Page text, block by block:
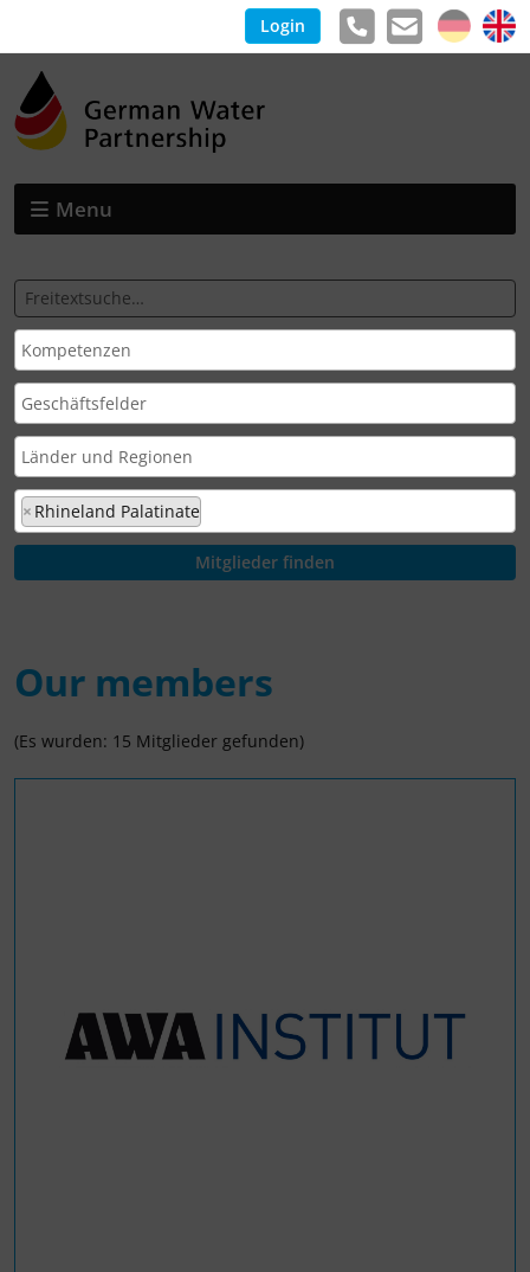
Login
Menu
× Rhineland Palatinate
Our members
(Es wurden: 15 Mitglieder gefunden)